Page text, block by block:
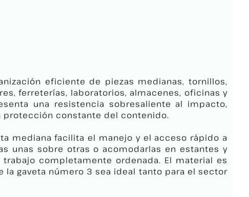
eficiente de piezas medianas, tornillos,
ferreterías, laboratorios, almacenes, oficinas y
una resistencia sobresaliente al impacto,
protección constante del contenido.
mediana facilita el manejo y el acceso rápido a
unas sobre otras o acomodarlas en estantes y
completamente ordenada. El material es
gaveta número 3 sea ideal tanto para el sector